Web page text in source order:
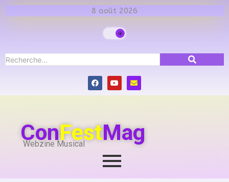
8 août 2026
ConFestMag
Webzine Musical